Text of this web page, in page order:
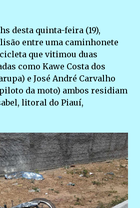
desta quinta-feira (19),
entre uma caminhonete
que vitimou duas
como Kawe Costa dos
e José André Carvalho
da moto) ambos residiam
litoral do Piauí,